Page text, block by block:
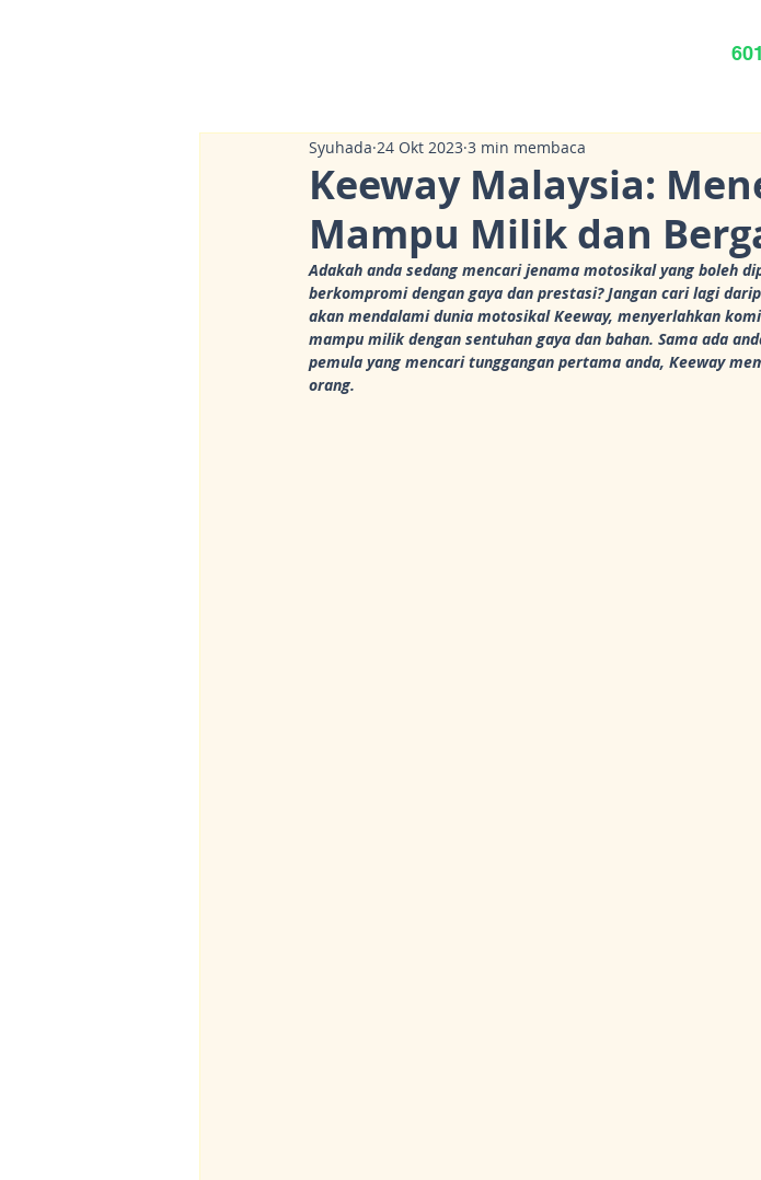
Keeway Malaysia:
Mampu Milik dan
Syuhada 24 Okt 2023 3 min membaca
Adakah anda sedang mencari jenama motosikal yang boleh
berkompromi dengan gaya dan prestasi? Jangan cari lagi
akan mendalami dunia motosikal Keeway, menyerlahkan
mampu milik dengan sentuhan gaya dan bahan. Sama ada
pemula yang mencari tunggangan pertama anda, Keeway
orang.